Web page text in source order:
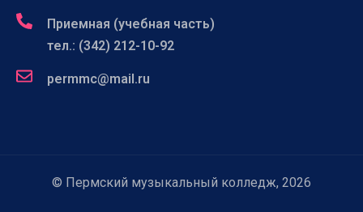
Приемная (учебная часть)
тел.: (342) 212-10-92
permmc@mail.ru
© Пермский музыкальный колледж, 2026